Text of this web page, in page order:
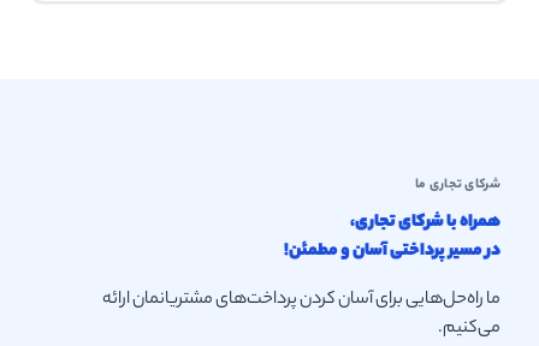
شرکای تجاری ما
همراه با شرکای تجاری،
در مسیر پرداختی آسان و مطمئن!
ما راه‌حل‌هایی برای آسان کردن پرداخت‌های مشتریانمان ارائه
می‌کنیم.